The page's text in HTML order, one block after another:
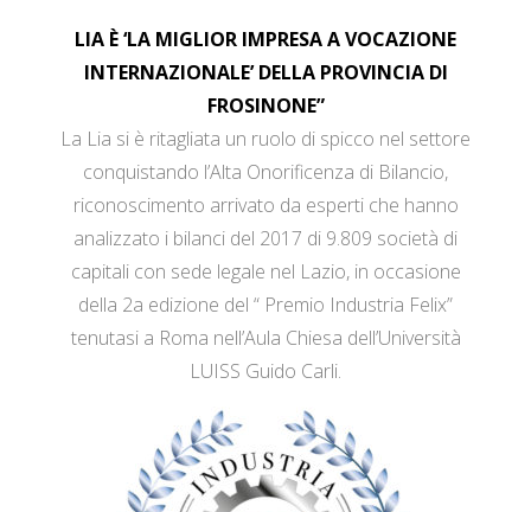
LIA È ‘LA MIGLIOR IMPRESA A VOCAZIONE
INTERNAZIONALE’ DELLA PROVINCIA DI
FROSINONE”
La Lia si è ritagliata un ruolo di spicco nel settore
conquistando l’Alta Onorificenza di Bilancio,
riconoscimento arrivato da esperti che hanno
analizzato i bilanci del 2017 di 9.809 società di
capitali con sede legale nel Lazio, in occasione
della 2a edizione del “ Premio Industria Felix”
tenutasi a Roma nell’Aula Chiesa dell’Università
LUISS Guido Carli.